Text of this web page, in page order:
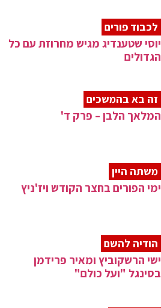
לכבוד פורים
יוסי שטענדיג מגיש מחרוזת עם כל
הגדולים
זה בא בהמשכים
המלאך הלבן – פרק ד'
משתה היין
ימי הפורים בחצר הקודש ויז'ניץ
הודיה להשם
ישי הרשקוביץ ומאיר פרידמן
בסינגל "ועל כולם"